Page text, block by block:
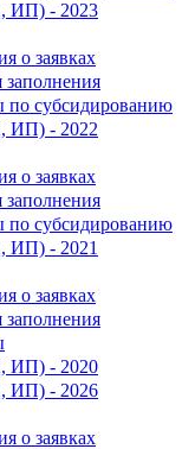
ИП) - 2023
о заявках
по субсидированию
ИП) - 2022
о заявках
по субсидированию
- 2021
о заявках
ИП) - 2020
ИП) - 2026
о заявках